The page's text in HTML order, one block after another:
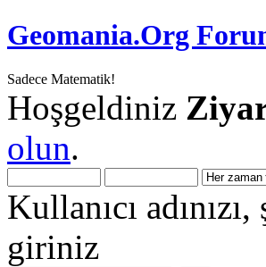
Geomania.Org
Sadece Matematik!
Hoşgeldiniz
olun.
Kullanıcı
giriniz